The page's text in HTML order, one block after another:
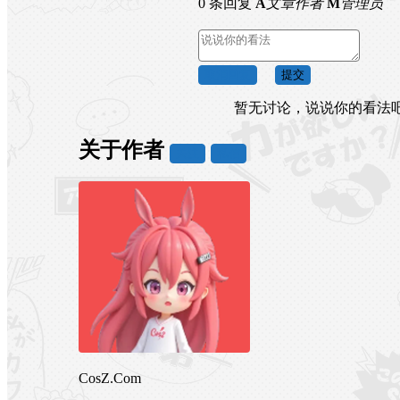
提交
暂无讨论，说说你的看法
关于作者
CosZ.Com